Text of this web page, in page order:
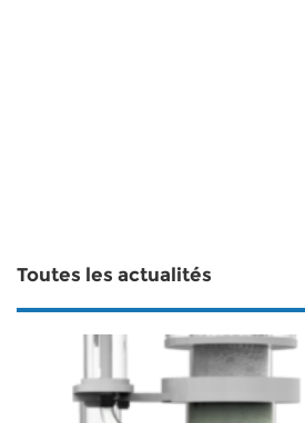
Toutes les actualités